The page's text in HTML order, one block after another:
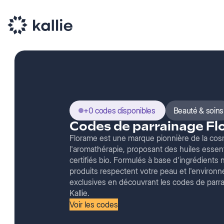
+0 codes disponibles Beauté & soins
Codes de parrainage
Florame est une marque pionnière de la
l'aromathérapie, proposant des huiles
certifiés bio. Formulés à base d'ingrédients
produits respectent votre peau et
exclusives en découvrant les codes de
Kallie.
Voir les codes